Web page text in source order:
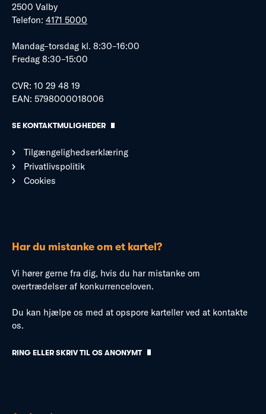
2500 Valby
Telefon: 4171 5000
Mandag–torsdag kl. 8:30–16:00
Fredag 8:30–15:00
CVR: 10 29 48 19
EAN: 5798000018006
SE KONTAKTMULIGHEDER
Tilgængelighedserklæring
Privatlivspolitik
Cookies
Har du mistanke om et kartel?
Vi hører gerne fra dig, hvis du har mistanke om
overtrædelser af konkurrenceloven.
Du kan hjælpe os med at opspore karteller ved at kontakte
os.
RING ELLER SKRIV TIL OS ANONYMT